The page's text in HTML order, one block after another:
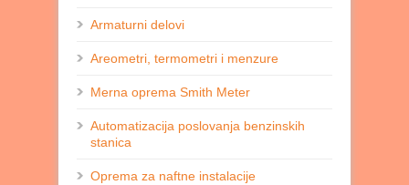
Armaturni delovi
Areometri, termometri i menzure
Merna oprema Smith Meter
Automatizacija poslovanja benzinskih
stanica
Oprema za naftne instalacije